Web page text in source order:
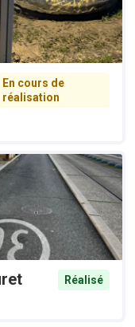
En cours de
réalisation
Réalisé